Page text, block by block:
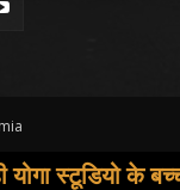
& Conditions
बच्चों ने जीते गोल्ड